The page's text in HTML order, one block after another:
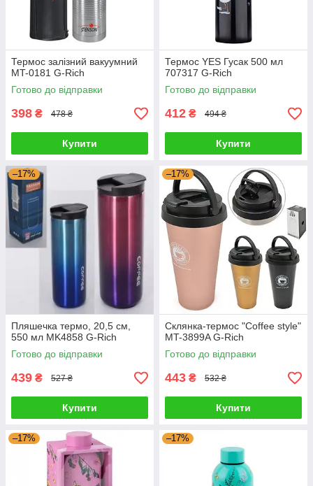
Термос залізний вакуумний
MT-0181 G-Rich
Готово до відправки
398 ₴ 478 ₴
Купити
Термос YES Гусак 500 мл
707317 G-Rich
Готово до відправки
412 ₴ 494 ₴
Купити
–17%
Пляшечка термо, 20,5 см,
550 мл MK4858 G-Rich
Готово до відправки
439 ₴ 527 ₴
Купити
–17%
Склянка-термос "Coffee style"
MT-3899A G-Rich
Готово до відправки
443 ₴ 532 ₴
Купити
–17% –17%